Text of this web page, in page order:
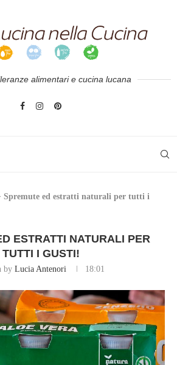
alimentari e cucina lucana
Spremute ed estratti naturali per tutti i
ESTRATTI NATURALI PER
TUTTI I GUSTI!
by Lucia Antenori 18:01